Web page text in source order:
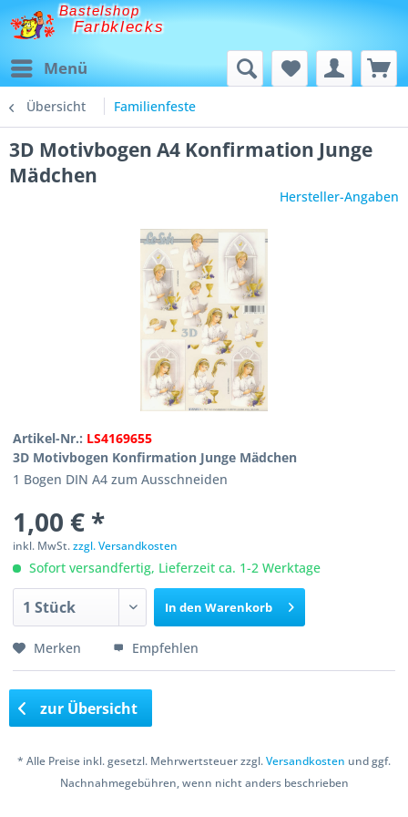
Bastelshop
Farbklecks
Menü
Übersicht Familienfeste
3D Motivbogen A4 Konfirmation Junge
Mädchen
Hersteller-Angaben
Artikel-Nr.: LS4169655
3D Motivbogen Konfirmation Junge Mädchen
1 Bogen DIN A4 zum Ausschneiden
1,00 € *
inkl. MwSt.zzgl. Versandkosten
Sofort versandfertig, Lieferzeit ca. 1-2 Werktage
In den Warenkorb
Merken Empfehlen
zur Übersicht
* Alle Preise inkl. gesetzl. Mehrwertsteuer zzgl.Versandkosten und ggf.
Nachnahmegebühren, wenn nicht anders beschrieben